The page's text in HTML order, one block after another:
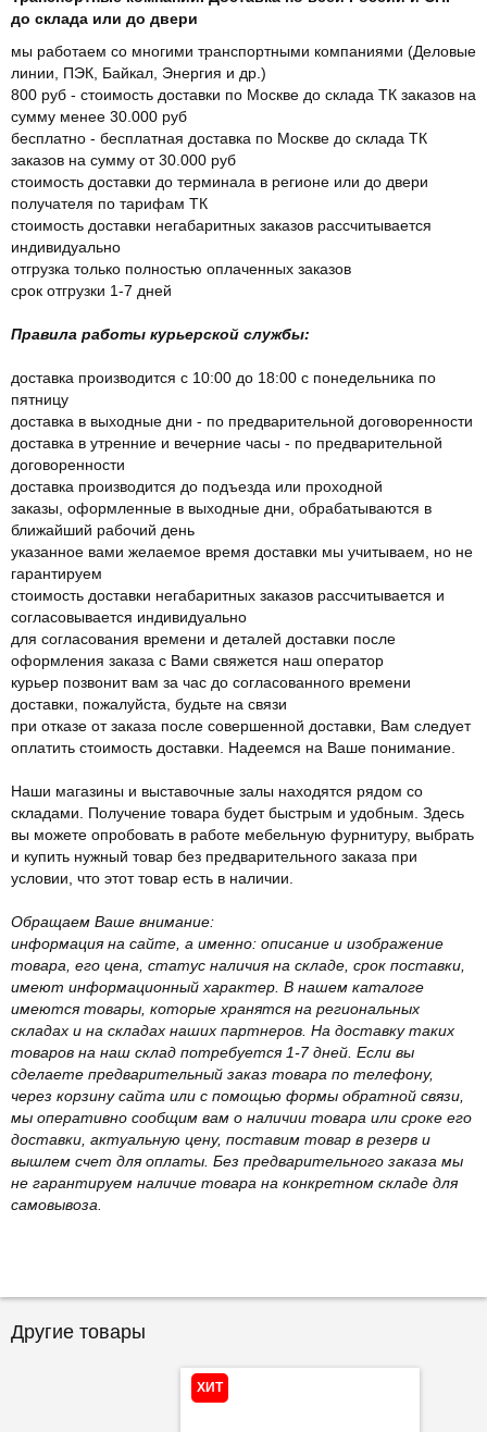
до склада или до двери
мы работаем со многими транспортными компаниями (Деловые
линии, ПЭК, Байкал, Энергия и др.)
800 руб - стоимость доставки по Москве до склада ТК заказов на
сумму менее 30.000 руб
бесплатно - бесплатная доставка по Москве до склада ТК
заказов на сумму от 30.000 руб
стоимость доставки до терминала в регионе или до двери
получателя по тарифам ТК
стоимость доставки негабаритных заказов рассчитывается
индивидуально
отгрузка только полностью оплаченных заказов
срок отгрузки 1-7 дней
Правила работы курьерской службы:
доставка производится с 10:00 до 18:00 с понедельника по
пятницу
доставка в выходные дни - по предварительной договоренности
доставка в утренние и вечерние часы - по предварительной
договоренности
доставка производится до подъезда или проходной
заказы, оформленные в выходные дни, обрабатываются в
ближайший рабочий день
указанное вами желаемое время доставки мы учитываем, но не
гарантируем
стоимость доставки негабаритных заказов рассчитывается и
согласовывается индивидуально
для согласования времени и деталей доставки после
оформления заказа с Вами свяжется наш оператор
курьер позвонит вам за час до согласованного времени
доставки, пожалуйста, будьте на связи
при отказе от заказа после совершенной доставки, Вам следует
оплатить стоимость доставки. Надеемся на Ваше понимание.
Наши магазины и выставочные залы находятся рядом со
складами. Получение товара будет быстрым и удобным. Здесь
вы можете опробовать в работе мебельную фурнитуру, выбрать
и купить нужный товар без предварительного заказа при
условии, что этот товар есть в наличии.
Обращаем Ваше внимание:
информация на сайте, а именно: описание и изображение
товара, его цена, статус наличия на складе, срок поставки,
имеют информационный характер. В нашем каталоге
имеются товары, которые хранятся на региональных
складах и на складах наших партнеров. На доставку таких
товаров на наш склад потребуется 1-7 дней. Если вы
сделаете предварительный заказ товара по телефону,
через корзину сайта или с помощью формы обратной связи,
мы оперативно сообщим вам о наличии товара или сроке его
доставки, актуальную цену, поставим товар в резерв и
вышлем счет для оплаты. Без предварительного заказа мы
не гарантируем наличие товара на конкретном складе для
самовывоза.
Другие товары
ХИТ